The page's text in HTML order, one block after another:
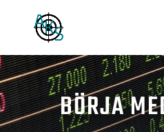
BÖRJA